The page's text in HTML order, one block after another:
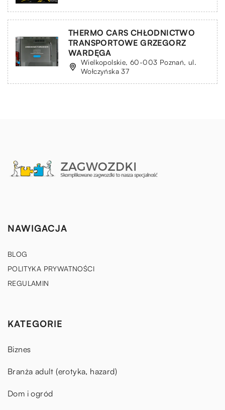
THERMO CARS CHŁODNICTWO
TRANSPORTOWE GRZEGORZ
WARDĘGA
Wielkopolskie, 60-003 Poznań, ul.
Wołczyńska 37
NAWIGACJA
BLOG
POLITYKA PRYWATNOŚCI
REGULAMIN
KATEGORIE
Biznes
Branża adult (erotyka, hazard)
Dom i ogród